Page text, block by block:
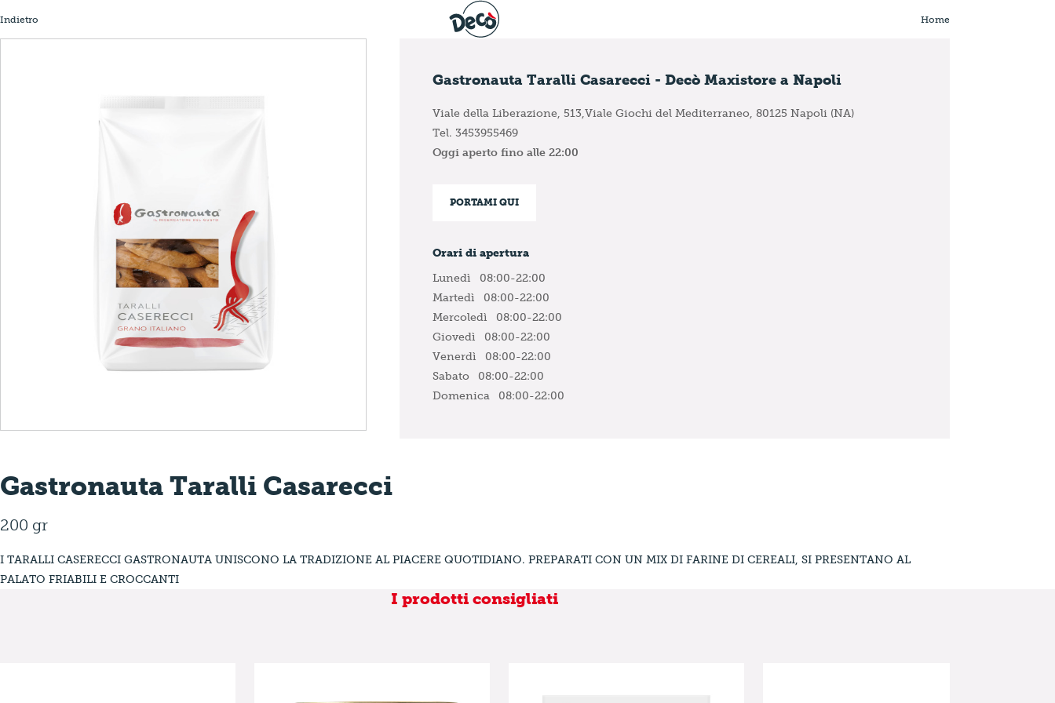
Indietro Home
Gastronauta Taralli Casarecci
200 gr
I TARALLI CASERECCI GASTRONAUTA UNISCONO LA TRADIZIONE AL PIACERE QUOTIDIANO. PREPARATI CON UN MIX DI FARINE DI CEREALI, SI PRESENTANO AL
PALATO FRIABILI E CROCCANTI
Gastronauta Taralli Casarecci - Decò Maxistore a Napoli
Viale della Liberazione, 513,Viale Giochi del Mediterraneo, 80125 Napoli (NA)
Tel. 3453955469
Oggi aperto fino alle 22:00
PORTAMI QUI
Orari di apertura
Lunedì
08:00-22:00
Martedì
08:00-22:00
Mercoledì
08:00-22:00
Giovedì
08:00-22:00
Venerdì
08:00-22:00
Sabato
08:00-22:00
Domenica
08:00-22:00
I prodotti consigliati